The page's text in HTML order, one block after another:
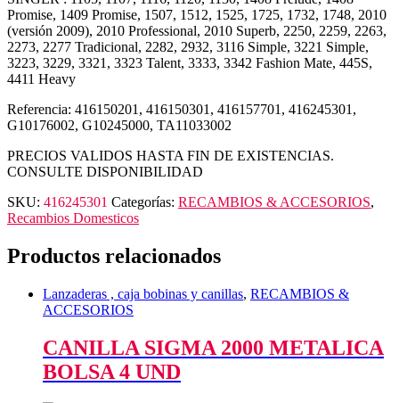
Promise, 1409 Promise, 1507, 1512, 1525, 1725, 1732, 1748, 2010
(versión 2009), 2010 Professional, 2010 Superb, 2250, 2259, 2263,
2273, 2277 Tradicional, 2282, 2932, 3116 Simple, 3221 Simple,
3223, 3229, 3321, 3323 Talent, 3333, 3342 Fashion Mate, 445S,
4411 Heavy
Referencia: 416150201, 416150301, 416157701, 416245301,
G10176002, G10245000, TA11033002
PRECIOS VALIDOS HASTA FIN DE EXISTENCIAS.
CONSULTE DISPONIBILIDAD
SKU: 416245301 Categorías: RECAMBIOS & ACCESORIOS,
Recambios Domesticos
Productos relacionados
Lanzaderas , caja bobinas y canillas, RECAMBIOS &
ACCESORIOS
CANILLA SIGMA 2000 METALICA
BOLSA 4 UND